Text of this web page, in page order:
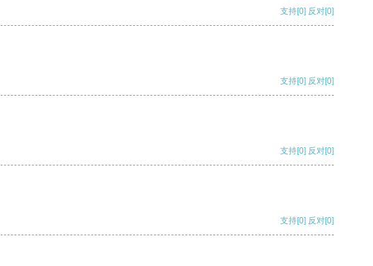
支持[0] 反对[0]
支持[0] 反对[0]
支持[0] 反对[0]
支持[0] 反对[0]